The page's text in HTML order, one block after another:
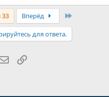
33 Вперёд
для ответа.
Электронная почта